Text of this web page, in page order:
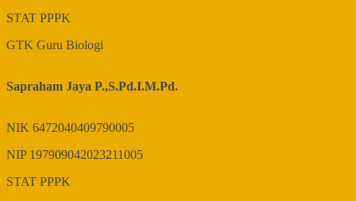
STAT PPPK
GTK Guru Biologi
Sapraham Jaya P.,S.Pd.I.M.Pd.
NIK 6472040409790005
NIP 197909042023211005
STAT PPPK